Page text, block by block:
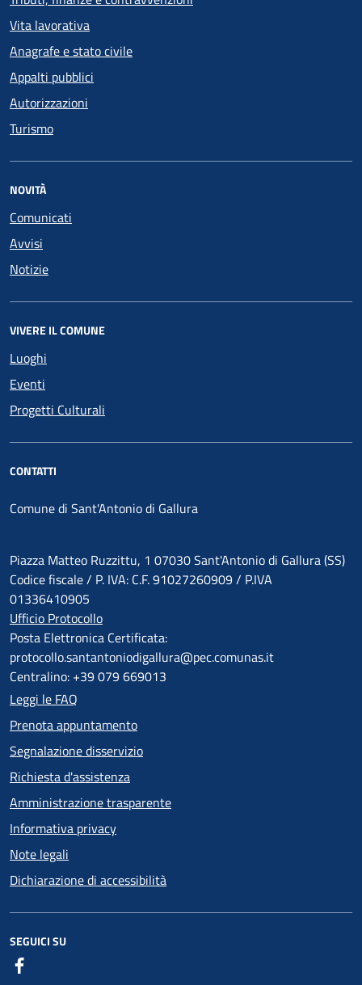
Vita lavorativa
Anagrafe e stato civile
Appalti pubblici
Autorizzazioni
Turismo
NOVITÀ
Comunicati
Avvisi
Notizie
VIVERE IL COMUNE
Luoghi
Eventi
Progetti Culturali
CONTATTI
Comune di Sant'Antonio di Gallura
Piazza Matteo Ruzzittu, 1 07030 Sant'Antonio di Gallura (SS)
Codice fiscale / P. IVA: C.F. 91027260909 / P.IVA
01336410905
Ufficio Protocollo
Posta Elettronica Certificata:
protocollo.santantoniodigallura@pec.comunas.it
Centralino: +39 079 669013
Leggi le FAQ
Prenota appuntamento
Segnalazione disservizio
Richiesta d'assistenza
Amministrazione trasparente
Informativa privacy
Note legali
Dichiarazione di accessibilità
SEGUICI SU